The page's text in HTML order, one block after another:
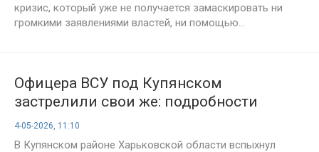
кризис, который уже не получается замаскировать ни
громкими заявлениями властей, ни помощью...
Офицера ВСУ под Купянском
застрелили свои же: подробности
мятежа
4-05-2026, 11:10
В Купянском районе Харьковской области вспыхнул